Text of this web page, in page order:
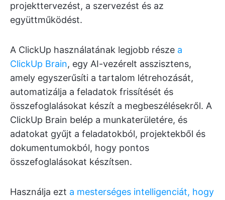
projekttervezést, a szervezést és az
együttműködést.
A ClickUp használatának legjobb része a
ClickUp Brain, egy AI-vezérelt asszisztens,
amely egyszerűsíti a tartalom létrehozását,
automatizálja a feladatok frissítését és
összefoglalásokat készít a megbeszélésekről. A
ClickUp Brain belép a munkaterületére, és
adatokat gyűjt a feladatokból, projektekből és
dokumentumokból, hogy pontos
összefoglalásokat készítsen.
Használja ezt a mesterséges intelligenciát, hogy